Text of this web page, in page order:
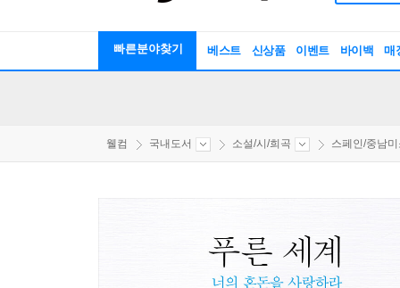
빠른분야찾기 베스트 신상품 이벤트 바이백 매
웰컴 국내도서 소설/시/희곡 스페인/중남미